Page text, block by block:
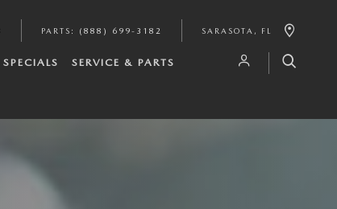
PARTS : (888) 699-3182 SARASOTA , FL
SPECIALS SERVICE & PARTS